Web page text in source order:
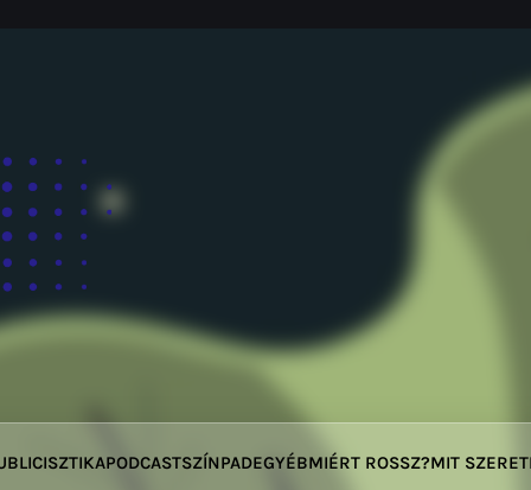
PODCASTSZÍNPADEGYÉBMIÉRT ROSSZ?MIT